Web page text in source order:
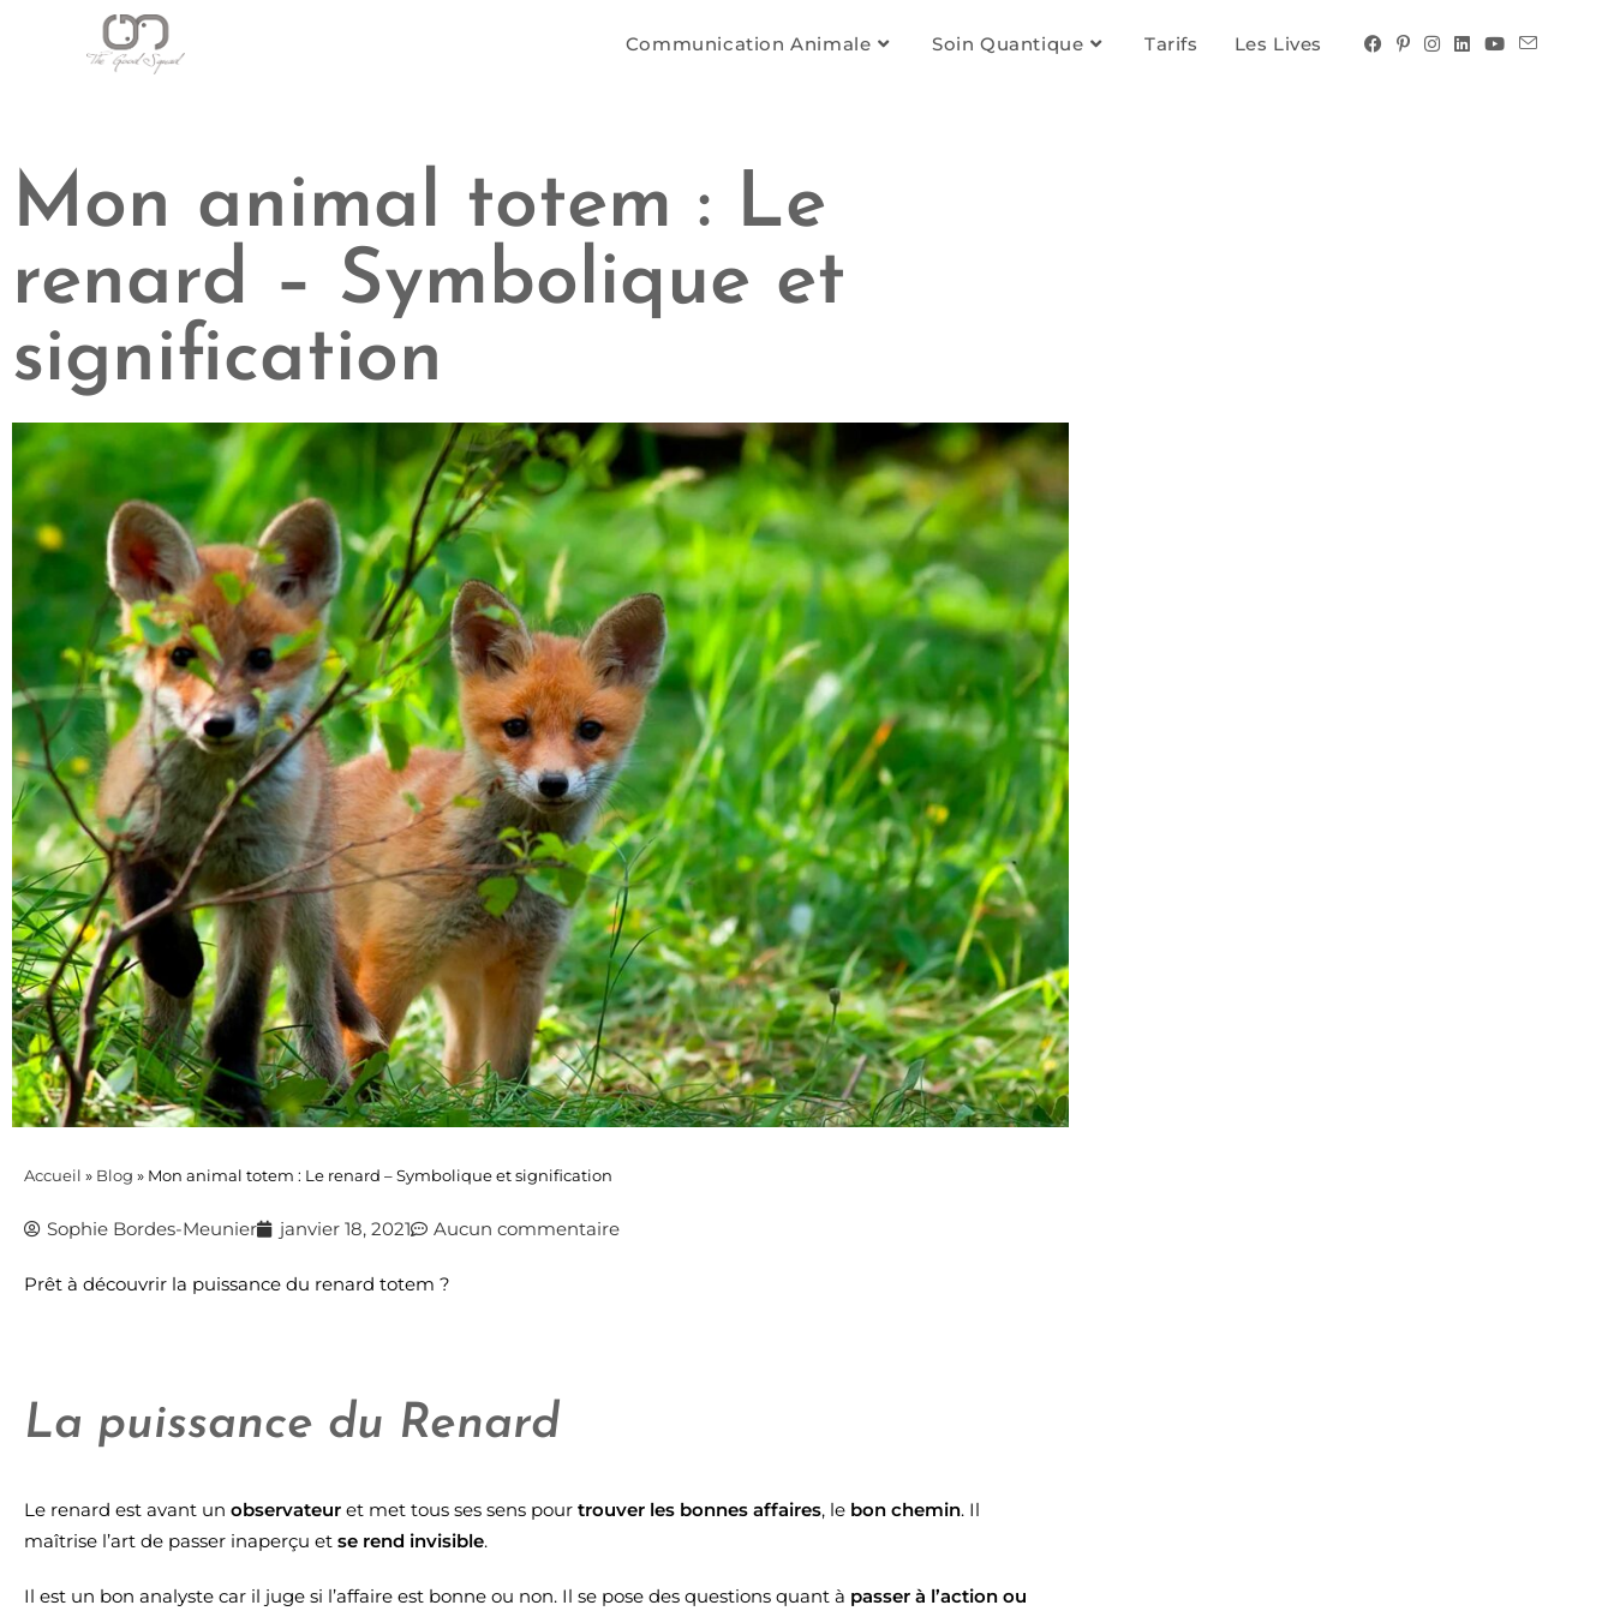
Communication Animale Soin Quantique Tarifs Les Lives
Mon animal totem : Le
renard – Symbolique et
signification
Accueil » Blog » Mon animal totem : Le renard – Symbolique et signification
Sophie Bordes-Meunier janvier 18, 2021 Aucun commentaire
Prêt à découvrir la puissance du renard totem ?
La puissance du Renard
Le renard est avant un observateur et met tous ses sens pour trouver les bonnes affaires, le bon chemin. Il
maîtrise l’art de passer inaperçu et se rend invisible.
Il est un bon analyste car il juge si l’affaire est bonne ou non. Il se pose des questions quant à passer à l’action ou